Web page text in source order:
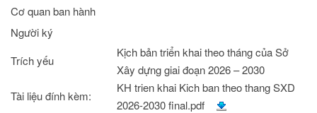
Cơ quan ban hành
Người ký
Trích yếu
Kịch bản triển khai theo tháng của Sở
Xây dựng giai đoạn 2026 – 2030
Tài liệu đính kèm:
KH trien khai Kich ban theo thang SXD
2026-2030 final.pdf